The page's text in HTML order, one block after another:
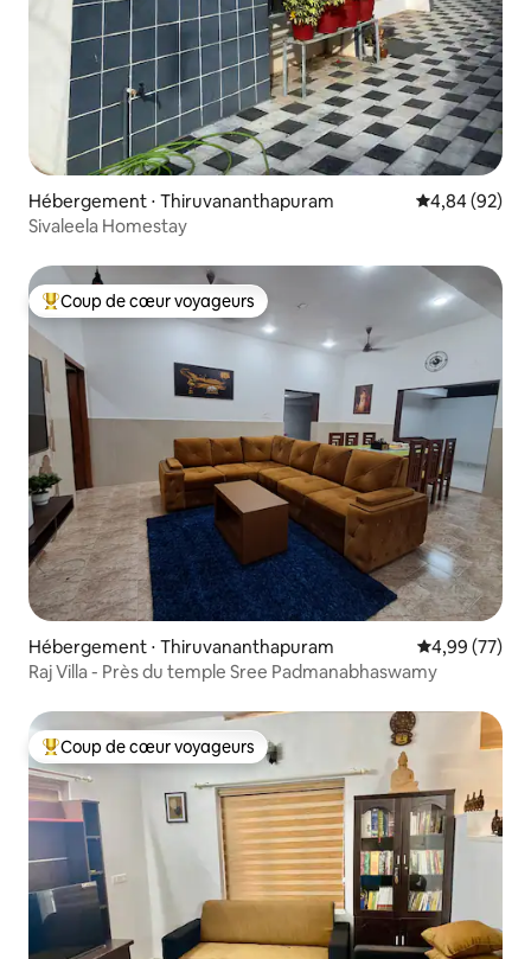
Hébergement ⋅ Thiruvananthapuram Évaluation
4,84 (92)
Sivaleela Homestay
Coups de cœur voyageurs les plus appréciés
Coup de cœur voyageurs
Hébergement ⋅ Thiruvananthapuram Évaluation
4,99 (77)
Raj Villa - Près du temple Sree Padmanabhaswamy
Coups de cœur voyageurs les plus appréciés
Coup de cœur voyageurs